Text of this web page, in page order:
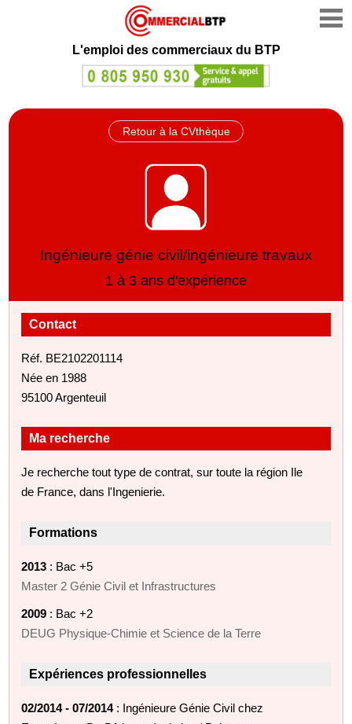
L'emploi des commerciaux du BTP
Retour à la CVthèque
Ingénieure génie civil/ingénieure travaux
1 à 3 ans d'expérience
Contact
Réf. BE2102201114
Née en 1988
95100 Argenteuil
Ma recherche
Je recherche tout type de contrat, sur toute la région Ile
de France, dans l'Ingenierie.
Formations
2013 : Bac +5
Master 2 Génie Civil et Infrastructures
2009 : Bac +2
DEUG Physique-Chimie et Science de la Terre
Expériences professionnelles
02/2014 - 07/2014: Ingénieure Génie Civil chez